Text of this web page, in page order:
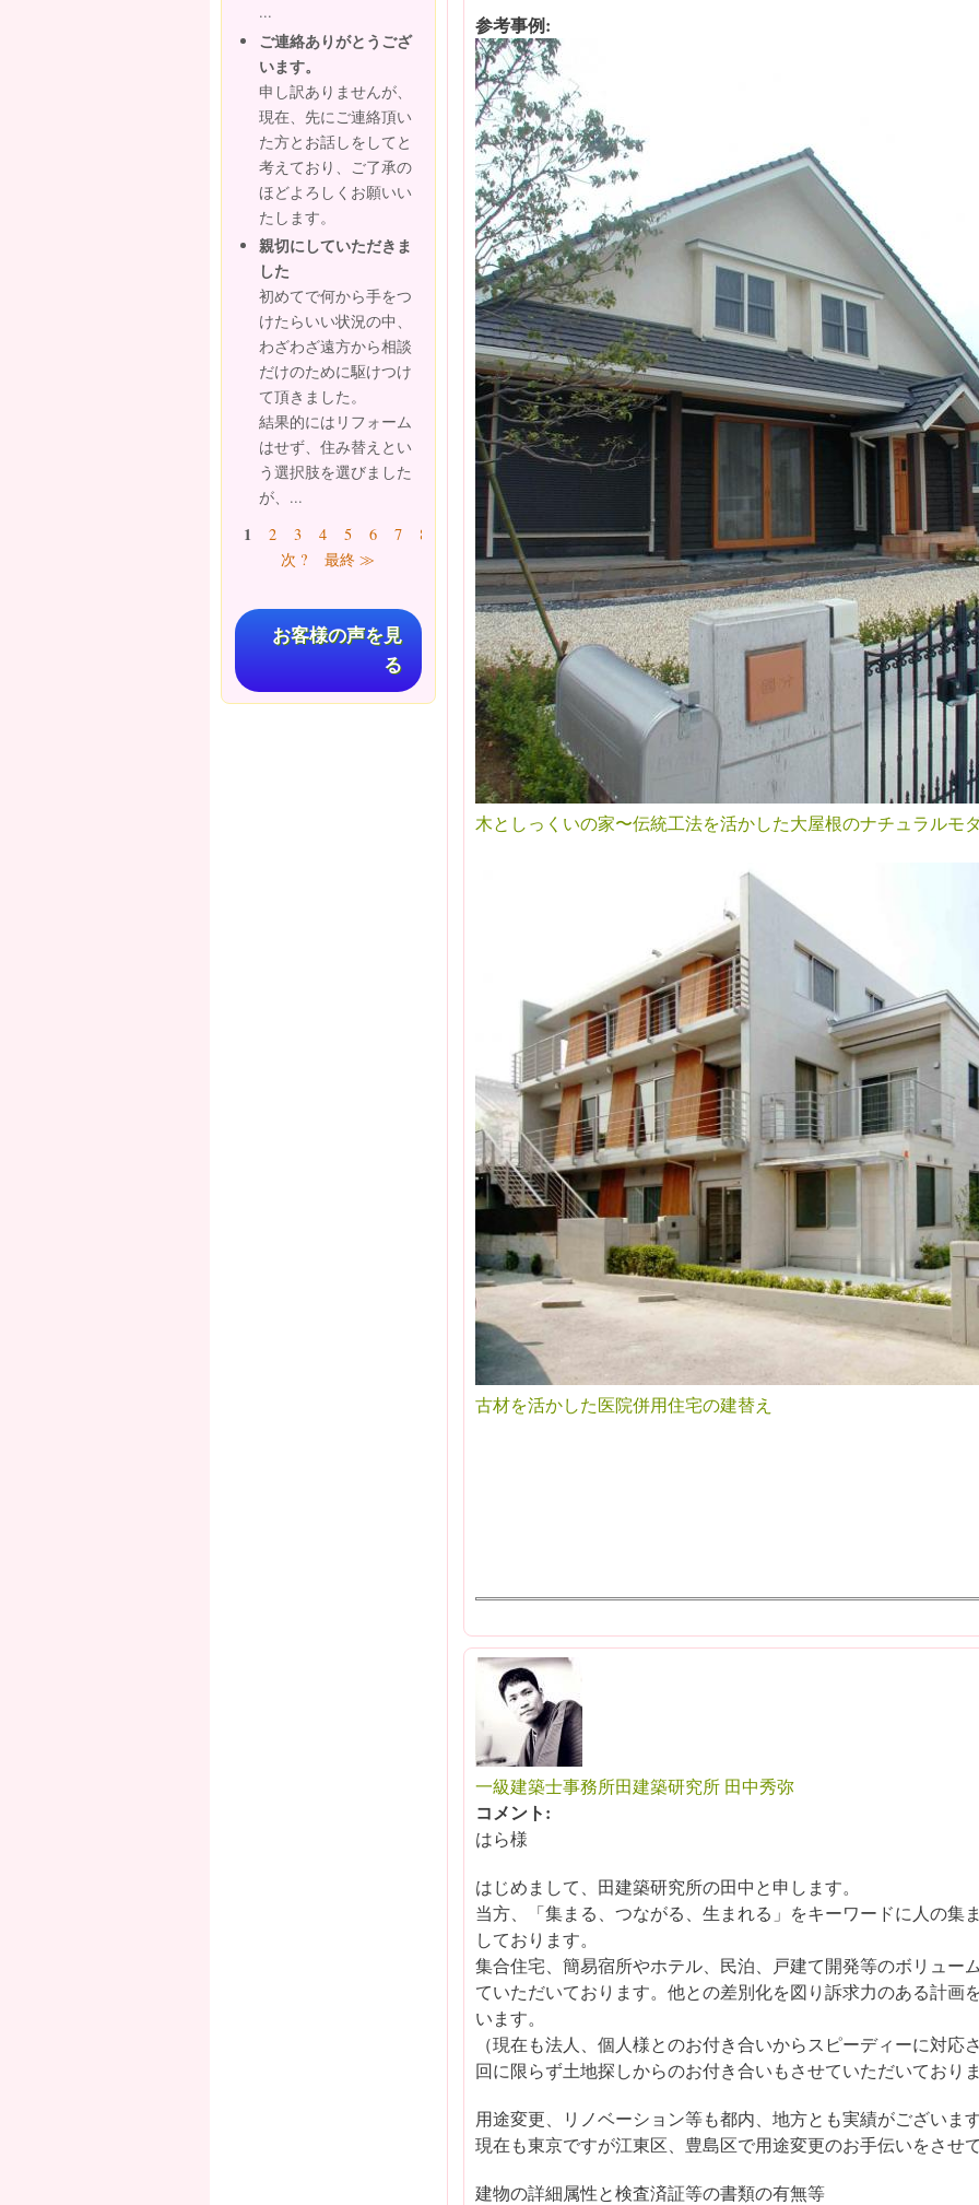
参考事例:
木としっくいの家〜伝統工法を活かした大屋根のナチュラルモ
古材を活かした医院併用住宅の建替え
一級建築士事務所田建築研究所 田中秀弥
コメント:
はら様
はじめまして、田建築研究所の田中と申します。
当方、「集まる、つながる、生まれる」をキーワードに人の集
しております。
集合住宅、簡易宿所やホテル、民泊、戸建て開発等のボリュー
ていただいております。他との差別化を図り訴求力のある計画
います。
（現在も法人、個人様とのお付き合いからスピーディーに対応
回に限らず土地探しからのお付き合いもさせていただいており
用途変更、リノベーション等も都内、地方とも実績がございま
現在も東京ですが江東区、豊島区で用途変更のお手伝いをさせ
建物の詳細属性と検査済証等の書類の有無等
...
ご連絡ありがとうござ
います。
申し訳ありませんが、
現在、先にご連絡頂い
た方とお話しをしてと
考えており、ご了承の
ほどよろしくお願いい
たします。
親切にしていただきま
した
初めてで何から手をつ
けたらいい状況の中、
わざわざ遠方から相談
だけのために駆けつけ
て頂きました。
結果的にはリフォーム
はせず、住み替えとい
う選択肢を選びました
が、...
ページ
1 2 3 4 5 6 7 8
…
次 ?
最終 ≫
お客様の声を見
る